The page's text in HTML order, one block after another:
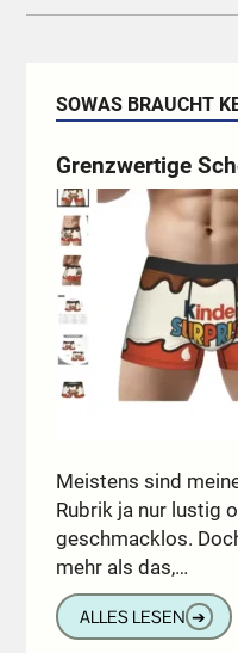
SOWAS BRAUCHT
Grenzwertige
Meistens sind
Rubrik ja nur lustig
geschmacklos.
mehr als das,…
ALLES LESEN ➔